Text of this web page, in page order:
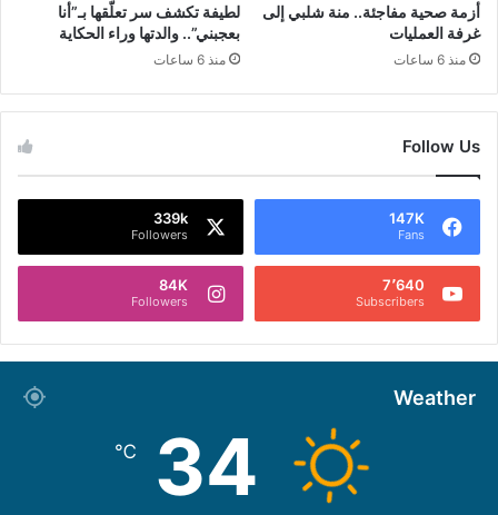
أزمة صحية مفاجئة.. منة شلبي إلى
غرفة العمليات
منذ 6 ساعات
لطيفة تكشف سر تعلّقها بـ”أنا
بعجبني”.. والدتها وراء الحكاية
منذ 6 ساعات
Follow Us
147K
Fans
339k
Followers
7٬640
Subscribers
84K
Followers
Weather
34
℃